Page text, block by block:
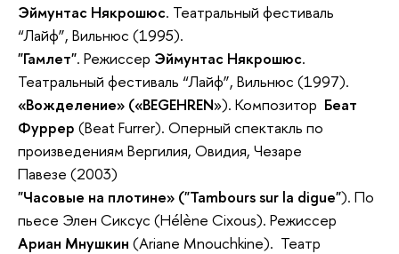
Эймунтас Някрошюс. Театральный фестиваль
“Лайф”, Вильнюс (1995).
"Гамлет". Режиссер Эймунтас Някрошюс.
Театральный фестиваль “Лайф”, Вильнюс (1997).
«Вожделение» («BEGEHREN»). Композитор Беат
Фуррер (Beat Furrer). Оперный спектакль по
произведениям Вергилия, Овидия, Чезаре
Павезе (2003)
"Часовые на плотине» ("Tambours sur la digue"). По
пьесе Элен Сиксус (Hélène Cixous). Режиссер
Ариан Мнушкин (Ariane Mnouchkine). Театр